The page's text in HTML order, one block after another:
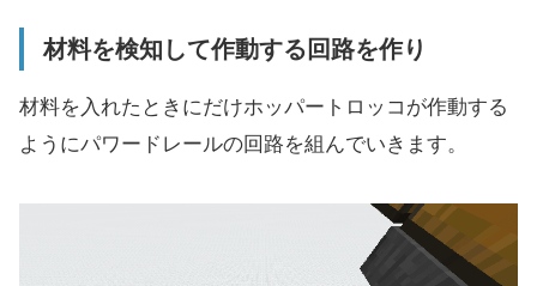
材料を検知して作動する回路を作り
材料を入れたときにだけホッパートロッコが作動する
ようにパワードレールの回路を組んでいきます。